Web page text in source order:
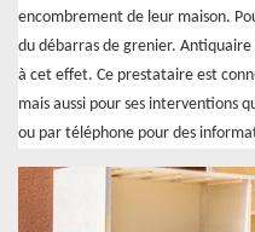
encombrement de leur maison.
du débarras de grenier.
à cet effet. Ce prestataire est
mais aussi pour ses interventions
ou par téléphone pour des